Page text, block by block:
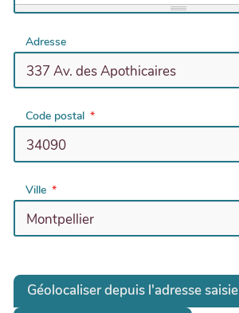
Adresse
Code postal
Ville
Géolocaliser depuis l'adresse saisie